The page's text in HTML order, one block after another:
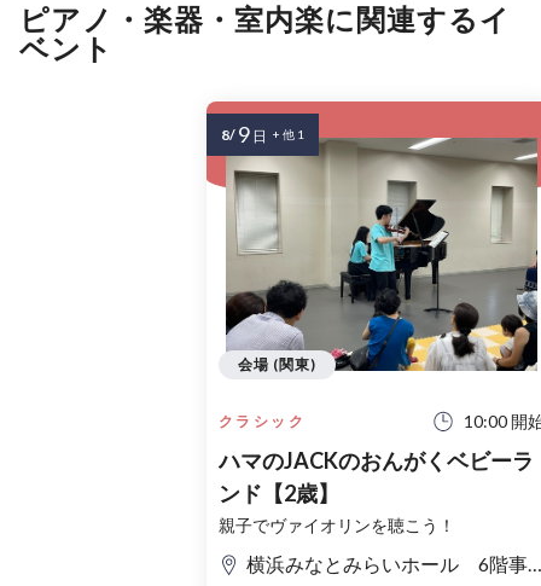
ピアノ・楽器・室内楽に関連するイ
ベント
クラシック 10:00 開
ハマのJACKのおんがくベビーラ
ンド【2歳】
親子でヴァイオリンを聴こう！
横浜みなとみらいホール 6階事務室
会場 (関東)
8/ 9 日 + 他 1